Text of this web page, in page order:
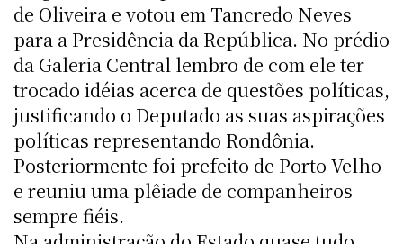
de Oliveira e votou em Tancredo Neves
para a Presidência da República. No prédio
da Galeria Central lembro de com ele ter
trocado idéias acerca de questões políticas,
justificando o Deputado as suas aspirações
políticas representando Rondônia.
Posteriormente foi prefeito de Porto Velho
e reuniu uma plêiade de companheiros
sempre fiéis.